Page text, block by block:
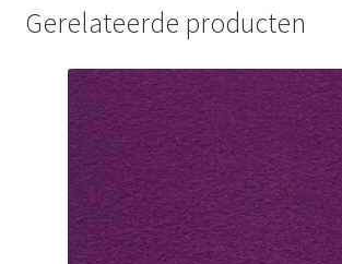
Gerelateerde producten